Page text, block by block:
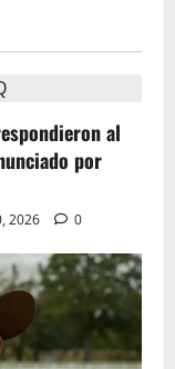
al
por
2026 0